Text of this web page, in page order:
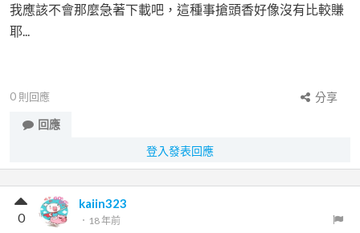
我應該不會那麼急著下載吧，這種事搶頭香好像沒有比較賺
耶...
0 則回應
分享
回應
登入發表回應
kaiin323
． 18 年前
0